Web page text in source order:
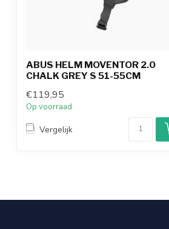
ABUS HELM MOVENTOR 2.0
CHALK GREY S 51-55CM
€119,95
Op voorraad
Vergelijk